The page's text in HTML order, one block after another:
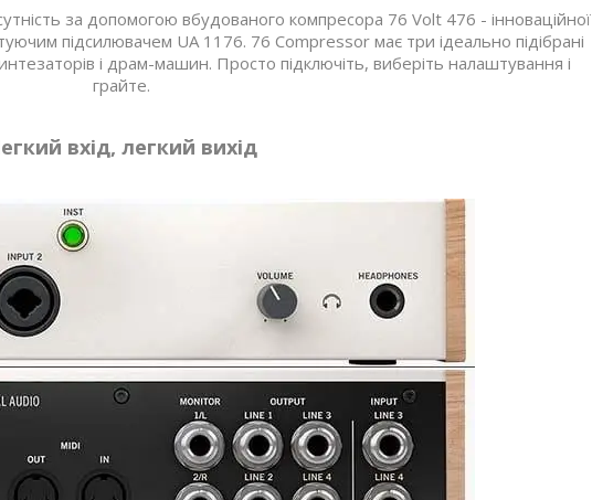
за допомогою вбудованого компресора 76 Volt 476 - інноваційної
підсилювачем UA 1176. 76 Compressor має три ідеально підібрані
і драм-машин. Просто підключіть, виберіть налаштування і
грайте.
вхід, легкий вихід